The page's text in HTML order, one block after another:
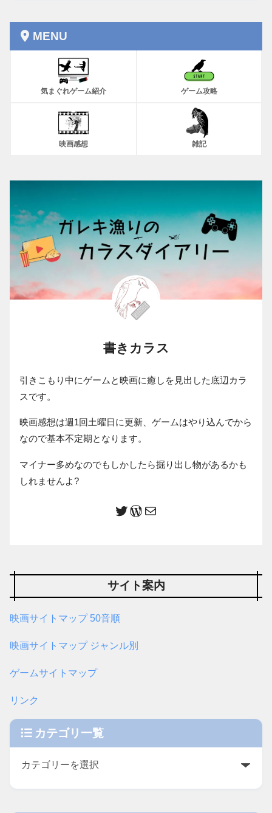
MENU
気まぐれゲーム紹介 ゲーム攻略
映画感想 雑記
書きカラス
引きこもり中にゲームと映画に癒しを見出した底辺カラ
スです。
映画感想は週1回土曜日に更新、ゲームはやり込んでから
なので基本不定期となります。
マイナー多めなのでもしかしたら掘り出し物があるかも
しれませんよ?
サイト案内
映画サイトマップ 50音順
映画サイトマップ ジャンル別
ゲームサイトマップ
リンク
カテゴリ一覧